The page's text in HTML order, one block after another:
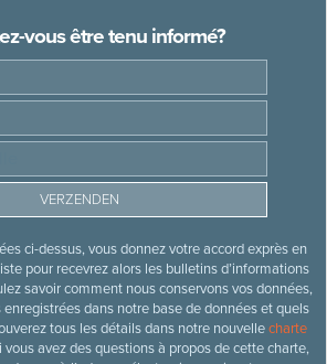
vous être tenu informé?
ci-dessus, vous donnez votre accord exprès en
pour recevrez alors les bulletins d’informations
savoir comment nous conservons vos données,
dans notre base de données et quels
tous les détails dans notre nouvellecharte
vous avez des questions à propos de cette charte,